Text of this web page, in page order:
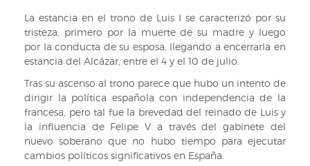
reyes
de
España
:
Felipe
II
hasta
Carlos
III,
y
(monedas
4
y
5)
en
la
obra
Historia
de
la
La estancia en el trono de Luis I se caracterizó por su
tristeza, primero por la muerte de su madre y luego
por la conducta de su esposa, llegando a encerrarla en
estancia del Alcázar, entre el 4 y el 10 de julio.
Tras su ascenso al trono parece que hubo un intento de
dirigir la política española con independencia de la
francesa, pero tal fue la brevedad del reinado de Luis y
la influencia de Felipe V a través del gabinete del
nuevo soberano que no hubo tiempo para ejecutar
cambios políticos significativos en España.